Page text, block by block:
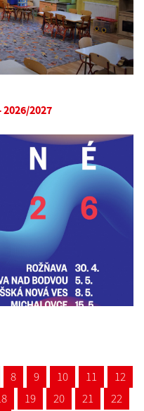
2027
8 9 10 11
12
19 20 21
22